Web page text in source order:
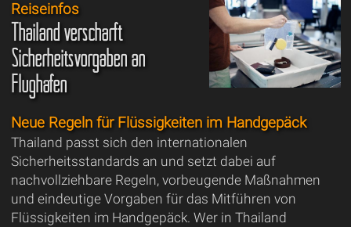
Reiseinfos
Thailand verschärft
Sicherheitsvorgaben an
Flughäfen
Neue Regeln für Flüssigkeiten im Handgepäck
Thailand passt sich den internationalen
Sicherheitsstandards an und setzt dabei auf
nachvollziehbare Regeln, vorbeugende Maßnahmen
und eindeutige Vorgaben für das Mitführen von
Flüssigkeiten im Handgepäck. Wer in Thailand